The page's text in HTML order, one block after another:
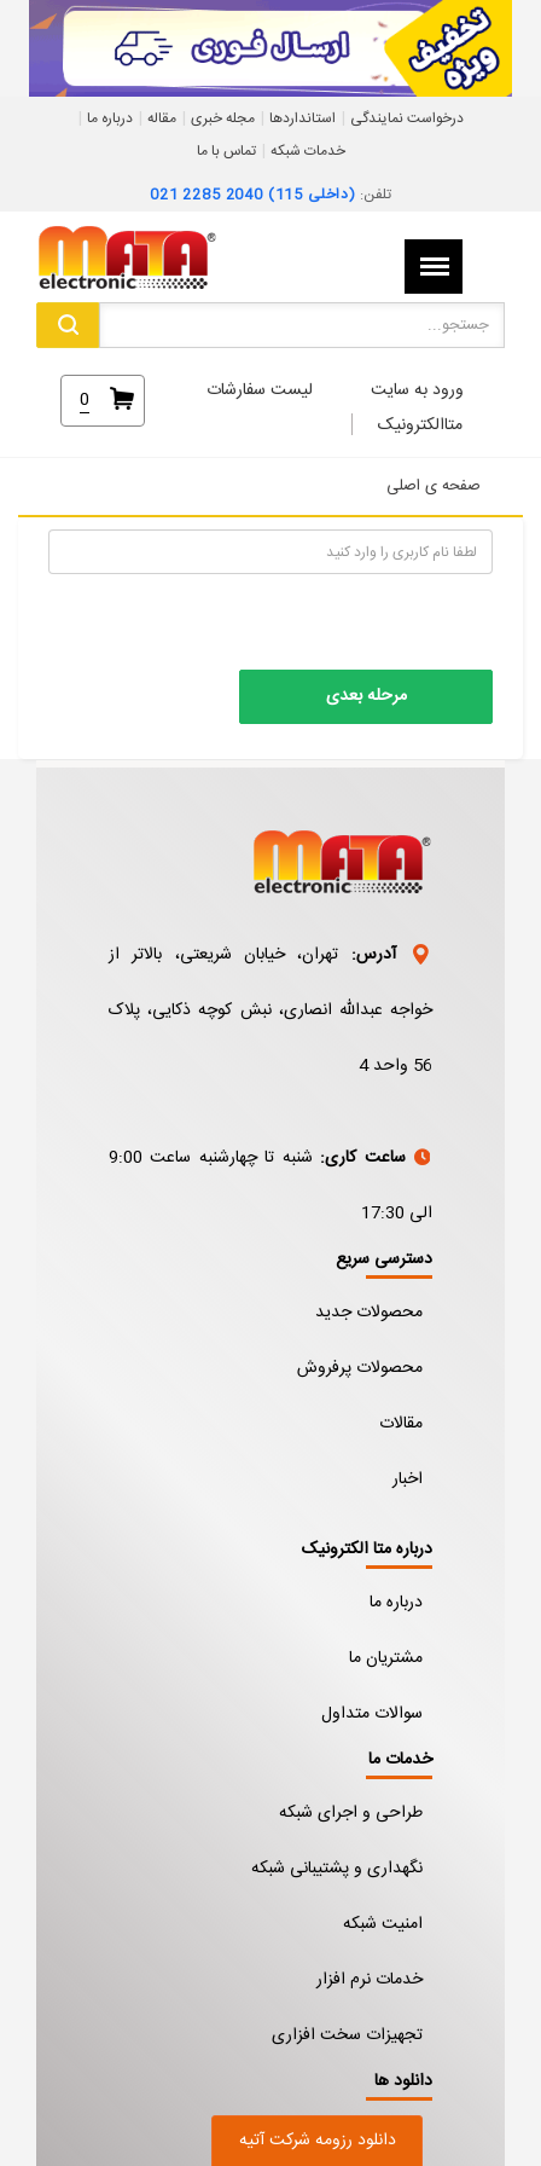
درخواست نمایندگی | استانداردها | مجله خبری | مقاله | درباره ما |
خدمات شبکه | تماس با ما
تلفن: 021 2285 2040 (داخلی 115)
ورود به سایت
متاالکترونیک
لیست سفارشات 0
صفحه ی اصلی
آدرس: تهران، خیابان شریعتی، بالاتر از
خواجه عبدالله انصاری، نبش کوچه ذکایی، پلاک
56 واحد 4
ساعت کاری:
شنبه تا چهارشنبه ساعت 9:00
الی 17:30
دسترسی سریع
محصولات جدید
محصولات پرفروش
مقالات
اخبار
درباره متا الکترونیک
درباره ما
مشتریان ما
سوالات متداول
خدمات ما
طراحی و اجرای شبکه
نگهداری و پشتیبانی شبکه
امنیت شبکه
خدمات نرم افزار
تجهیزات سخت افزاری
دانلود ها
دانلود رزومه شرکت آتیه